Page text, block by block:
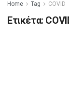
Home Tag COVID
Ετικέτα: